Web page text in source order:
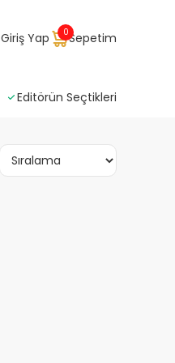
Giriş Yap 0Sepetim
Editörün Seçtikleri